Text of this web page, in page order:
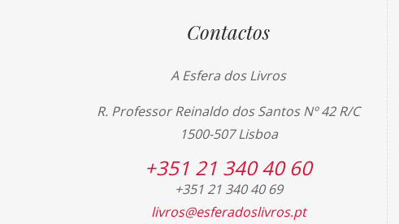
Contactos
A Esfera dos Livros
R. Professor Reinaldo dos Santos Nº 42 R/C
1500-507 Lisboa
+351 21 340 40 60
+351 21 340 40 69
livros@esferadoslivros.pt